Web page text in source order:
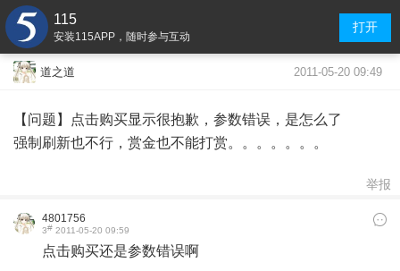
115
安装115APP，随时参与互动
打开
道之道 2011-05-20 09:49
【问题】点击购买显示很抱歉，参数错误，是怎么了
强制刷新也不行，赏金也不能打赏。。。。。。。
举报
4801756
3# 2011-05-20 09:59
点击购买还是参数错误啊